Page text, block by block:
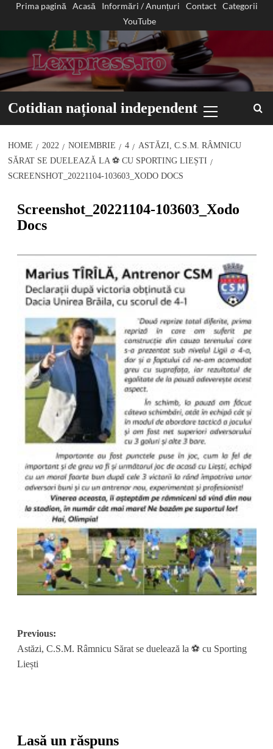
Prima pagină Acasă Informări / Anunțuri Contact
Categorii
YouTube
Cotidian național independent
Menu
HOME 2022 NOIEMBRIE 4
ASTĂZI, C.S.M. RÂMNICU
SĂRAT SE DUELEAZĂ LA ⚽️ CU SPORTING LIEȘTI
SCREENSHOT_20221104-103603_XODO DOCS
Screenshot_20221104-103603_Xodo
Docs
Post
navigation
Previous:
Astăzi, C.S.M. Râmnicu Sărat se duelează la ⚽️ cu Sporting
Liești
Lasă un răspuns